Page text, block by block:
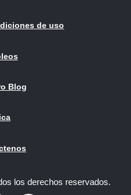
de uso
Blog
los derechos reservados.